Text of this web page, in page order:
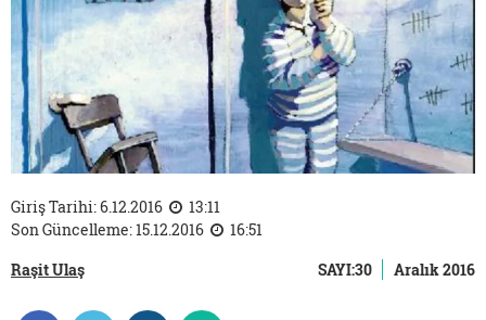
Giriş Tarihi: 6.12.2016
13:11
Son Güncelleme: 15.12.2016
16:51
Raşit Ulaş
SAYI:30 Aralık 2016